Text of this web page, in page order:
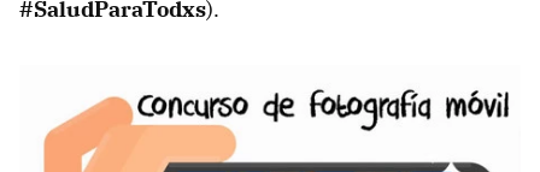
#SaludParaTodxs).